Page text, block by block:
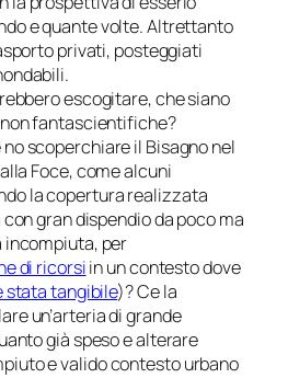
e quante volte. Altrettanto
privati, posteggiati
escogitare, che siano
fantascientifiche?
scoperchiare il Bisagno nel
Foce, come alcuni
la copertura realizzata
gran dispendio da poco ma
per
di ricorsiin un contesto dove
stata tangibile)? Ce la
un’arteria di grande
già speso e alterare
e valido contesto urbano